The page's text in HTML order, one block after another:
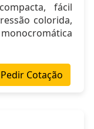
fácil
colorida,
Pedir Cotação